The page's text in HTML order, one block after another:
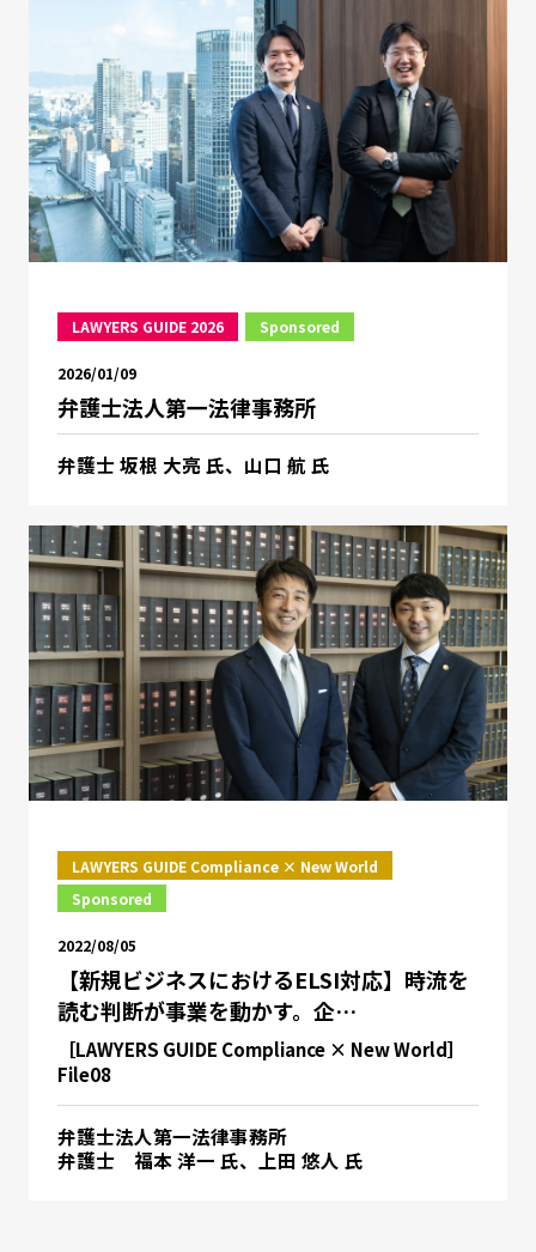
LAWYERS GUIDE 2026 Sponsored
2026/01/09
弁護士法人第一法律事務所
弁護士 坂根 大亮 氏、山口 航 氏
LAWYERS GUIDE Compliance × New World
Sponsored
2022/08/05
【新規ビジネスにおけるELSI対応】時流を
読む判断が事業を動かす。企…
［LAWYERS GUIDE Compliance × New World］
File08
弁護士法人第一法律事務所
弁護士 福本 洋一 氏、上田 悠人 氏